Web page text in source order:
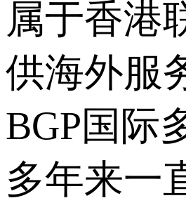
属于香港
供海外服
BGP国际
多年来一